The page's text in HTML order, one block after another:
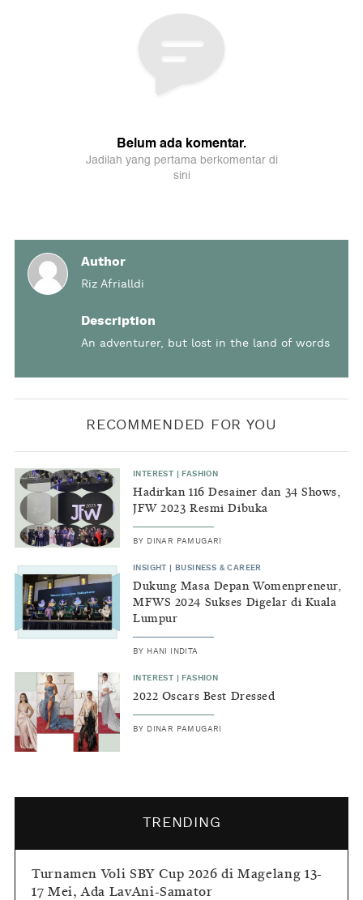
Author
Riz Afrialldi
Description
An adventurer, but lost in the land of words
RECOMMENDED FOR YOU
INTEREST FASHION
Hadirkan 116 Desainer dan 34 Shows,
JFW 2023 Resmi Dibuka
BY DINAR PAMUGARI
INSIGHT BUSINESS & CAREER
Dukung Masa Depan Womenpreneur,
MFWS 2024 Sukses Digelar di Kuala
Lumpur
BY HANI INDITA
INTEREST FASHION
2022 Oscars Best Dressed
BY DINAR PAMUGARI
TRENDING
Turnamen Voli SBY Cup 2026 di Magelang 13-
17 Mei, Ada LavAni-Samator